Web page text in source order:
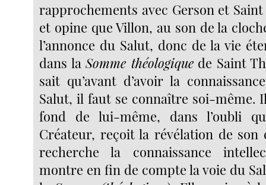
rapprochements avec Gerson et Saint
et opine que Villon, au son de la
l’annonce du Salut, donc de la vie
dans laSomme théologiquede Saint
sait qu’avant d’avoir la
Salut, il faut se connaître soi-même.
fond de lui-même, dans l’oubli
Créateur, reçoit la révélation de son
recherche la connaissance
montre en fin de compte la voie du